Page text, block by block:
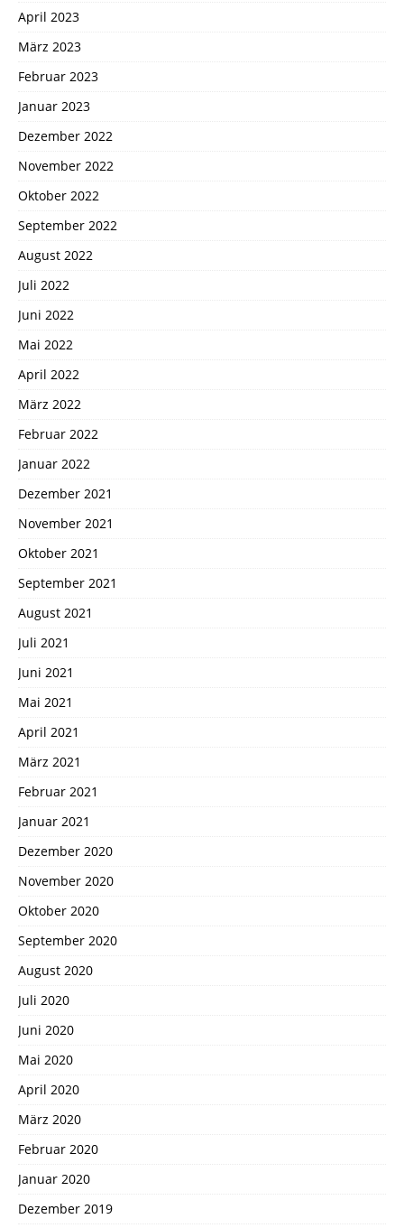
April 2023
März 2023
Februar 2023
Januar 2023
Dezember 2022
November 2022
Oktober 2022
September 2022
August 2022
Juli 2022
Juni 2022
Mai 2022
April 2022
März 2022
Februar 2022
Januar 2022
Dezember 2021
November 2021
Oktober 2021
September 2021
August 2021
Juli 2021
Juni 2021
Mai 2021
April 2021
März 2021
Februar 2021
Januar 2021
Dezember 2020
November 2020
Oktober 2020
September 2020
August 2020
Juli 2020
Juni 2020
Mai 2020
April 2020
März 2020
Februar 2020
Januar 2020
Dezember 2019